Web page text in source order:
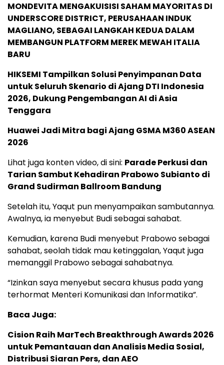
MONDEVITA MENGAKUISISI SAHAM MAYORITAS DI
UNDERSCORE DISTRICT, PERUSAHAAN INDUK
MAGLIANO, SEBAGAI LANGKAH KEDUA DALAM
MEMBANGUN PLATFORM MEREK MEWAH ITALIA
BARU
HIKSEMI Tampilkan Solusi Penyimpanan Data
untuk Seluruh Skenario di Ajang DTI Indonesia
2026, Dukung Pengembangan AI di Asia
Tenggara
Huawei Jadi Mitra bagi Ajang GSMA M360 ASEAN
2026
Lihat juga konten video, di sini: Parade Perkusi dan
Tarian Sambut Kehadiran Prabowo Subianto di
Grand Sudirman Ballroom Bandung
Setelah itu, Yaqut pun menyampaikan sambutannya.
Awalnya, ia menyebut Budi sebagai sahabat.
Kemudian, karena Budi menyebut Prabowo sebagai
sahabat, seolah tidak mau ketinggalan, Yaqut juga
memanggil Prabowo sebagai sahabatnya.
“Izinkan saya menyebut secara khusus pada yang
terhormat Menteri Komunikasi dan Informatika”.
Baca Juga:
Cision Raih MarTech Breakthrough Awards 2026
untuk Pemantauan dan Analisis Media Sosial,
Distribusi Siaran Pers, dan AEO